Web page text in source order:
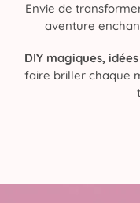
Envie de
aventure
DIY magiques,
faire briller chaque